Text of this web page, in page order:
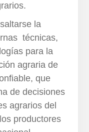
la
técnicas,
para la
agraria de
que
de decisiones
agrarios del
productores